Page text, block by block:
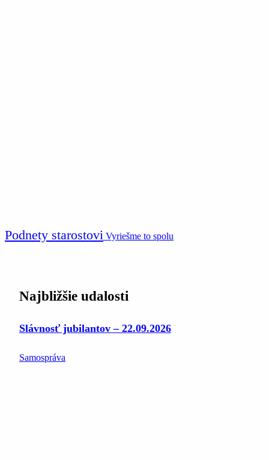
Podnety starostovi Vyriešme to spolu
Najbližšie udalosti
Slávnosť jubilantov – 22.09.2026
Samospráva